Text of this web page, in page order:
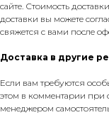
сайте. Стоимость
доставки вы можете
свяжется с вами после
Доставка в другие
Если вам требуются
этом в комментарии при
менеджером